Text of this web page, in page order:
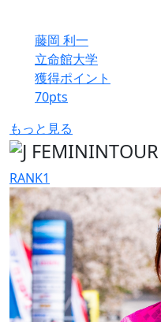
藤岡 利一
立命館大学
獲得ポイント
70pts
もっと見る
RANK1